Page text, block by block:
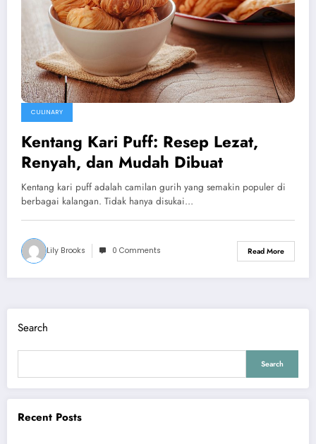
CULINARY
Kentang Kari Puff: Resep Lezat,
Renyah, dan Mudah Dibuat
Kentang kari puff adalah camilan gurih yang semakin populer di
berbagai kalangan. Tidak hanya disukai…
Lily Brooks 0 Comments Read More
Search
Search
Recent Posts